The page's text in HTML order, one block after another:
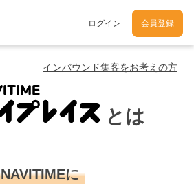
ログイン 会員登録
インバウンド集客をお考えの方
とは
NAVITIMEに